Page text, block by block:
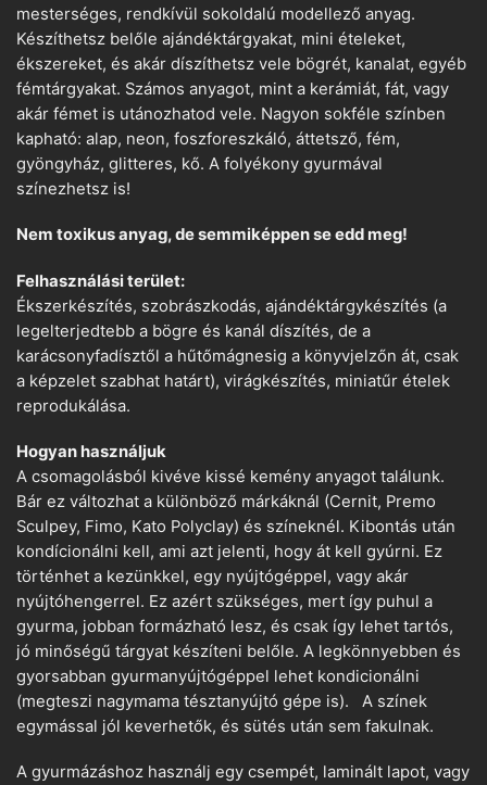
mesterséges, rendkívül sokoldalú modellező anyag.
Készíthetsz belőle ajándéktárgyakat, mini ételeket,
ékszereket, és akár díszíthetsz vele bögrét, kanalat, egyéb
fémtárgyakat. Számos anyagot, mint a kerámiát, fát, vagy
akár fémet is utánozhatod vele. Nagyon sokféle színben
kapható: alap, neon, foszforeszkáló, áttetsző, fém,
gyöngyház, glitteres, kő. A folyékony gyurmával
színezhetsz is!
Nem toxikus anyag, de semmiképpen se edd meg!
Felhasználási terület:
Ékszerkészítés, szobrászkodás, ajándéktárgykészítés (a
legelterjedtebb a bögre és kanál díszítés, de a
karácsonyfadísztől a hűtőmágnesig a könyvjelzőn át, csak
a képzelet szabhat határt), virágkészítés, miniatűr ételek
reprodukálása.
Hogyan használjuk
A csomagolásból kivéve kissé kemény anyagot találunk.
Bár ez változhat a különböző márkáknál (Cernit, Premo
Sculpey, Fimo, Kato Polyclay) és színeknél. Kibontás után
kondícionálni kell, ami azt jelenti, hogy át kell gyúrni. Ez
történhet a kezünkkel, egy nyújtógéppel, vagy akár
nyújtóhengerrel. Ez azért szükséges, mert így puhul a
gyurma, jobban formázható lesz, és csak így lehet tartós,
jó minőségű tárgyat készíteni belőle. A legkönnyebben és
gyorsabban gyurmanyújtógéppel lehet kondicionálni
(megteszi nagymama tésztanyújtó gépe is). A színek
egymással jól keverhetők, és sütés után sem fakulnak.
A gyurmázáshoz használj egy csempét, laminált lapot, vagy